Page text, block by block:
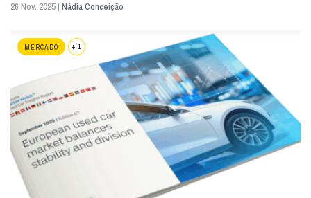
26 Nov. 2025 | Nádia Conceição
MERCADO + 1